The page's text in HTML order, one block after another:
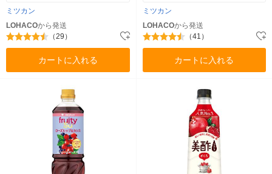
ミツカン
LOHACOから発送
（29）
カートに入れる
ミツカン
LOHACOから発送
（41）
カートに入れる